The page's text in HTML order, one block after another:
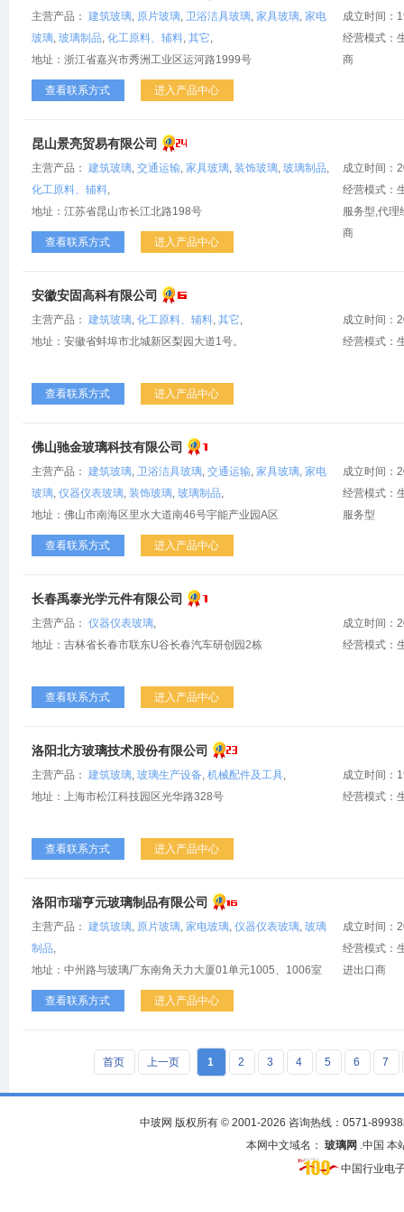
主营产品： 建筑玻璃, 原片玻璃, 卫浴洁具玻璃, 家具玻璃, 家电
玻璃, 玻璃制品, 化工原料、辅料, 其它,
地址：浙江省嘉兴市秀洲工业区运河路1999号
成立时间：
经营模式：
商
查看联系方式 进入产品中心
昆山景亮贸易有限公司
主营产品： 建筑玻璃, 交通运输, 家具玻璃, 装饰玻璃, 玻璃制品,
化工原料、辅料,
地址：江苏省昆山市长江北路198号
成立时间：
经营模式：
服务型,代理
商
查看联系方式 进入产品中心
安徽安固高科有限公司
主营产品： 建筑玻璃, 化工原料、辅料, 其它,
地址：安徽省蚌埠市北城新区梨园大道1号。
成立时间：
经营模式：
查看联系方式 进入产品中心
佛山驰金玻璃科技有限公司
主营产品： 建筑玻璃, 卫浴洁具玻璃, 交通运输, 家具玻璃, 家电
玻璃, 仪器仪表玻璃, 装饰玻璃, 玻璃制品,
地址：佛山市南海区里水大道南46号宇能产业园A区
成立时间：
经营模式：
服务型
查看联系方式 进入产品中心
长春禹泰光学元件有限公司
主营产品： 仪器仪表玻璃,
地址：吉林省长春市联东U谷长春汽车研创园2栋
成立时间：
经营模式：
查看联系方式 进入产品中心
洛阳北方玻璃技术股份有限公司
主营产品： 建筑玻璃, 玻璃生产设备, 机械配件及工具,
地址：上海市松江科技园区光华路328号
成立时间：
经营模式：
查看联系方式 进入产品中心
洛阳市瑞亨元玻璃制品有限公司
主营产品： 建筑玻璃, 原片玻璃, 家电玻璃, 仪器仪表玻璃, 玻璃
制品,
地址：中州路与玻璃厂东南角天力大厦01单元1005、1006室
成立时间：
经营模式：
进出口商
查看联系方式 进入产品中心
首页 上一页 1 2 3 4 5 6 7
中玻网 版权所有 © 2001-2026 咨询热线：0571-
本网中文域名： 玻璃网 .中国 本
中国行业电